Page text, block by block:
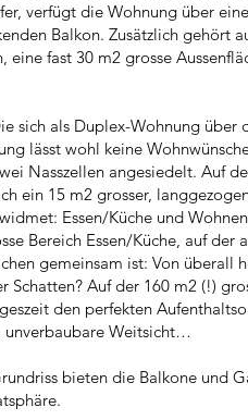
verfügt die Wohnung über
Balkon. Zusätzlich gehört
fast 30 m2 grosse
sich als Duplex-Wohnung über
lässt wohl keine
Nasszellen angesiedelt. Auf
ein 15 m2 grosser,
Essen/Küche und
Bereich Essen/Küche, auf der
gemeinsam ist: Von überall
Schatten? Auf der 160 m2 (!)
den perfekten
Weitsicht…
bieten die Balkone und